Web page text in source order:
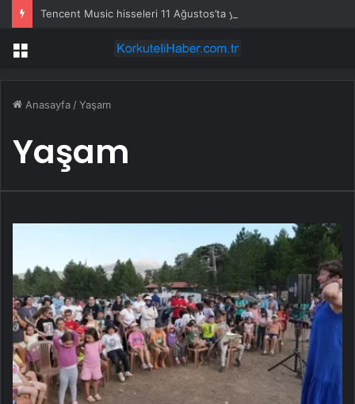
Menü
Anasayfa /Yaşam
Yaşam